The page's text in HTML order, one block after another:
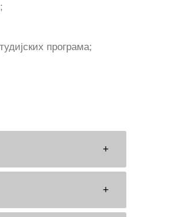
програма;